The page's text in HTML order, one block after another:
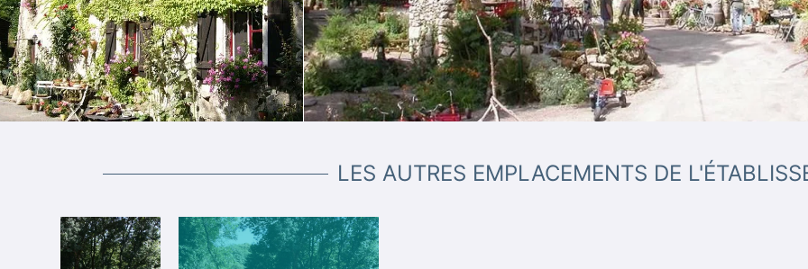
LES AUTRES EMPLACEMENTS DE